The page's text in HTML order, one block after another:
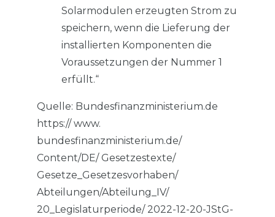
Solarmodulen erzeugten Strom zu
speichern, wenn die Lieferung der
installierten Komponenten die
Voraussetzungen der Nummer 1
erfüllt.“
Quelle: Bundesfinanzministerium.de
https:// www.
bundesfinanzministerium.de/
Content/DE/ Gesetzestexte/
Gesetze_Gesetzesvorhaben/
Abteilungen/Abteilung_IV/
20_Legislaturperiode/ 2022-12-20-JStG-